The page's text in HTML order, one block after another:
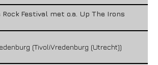
Festival met o.a. Up The Irons
(TivoliVredenburg (Utrecht))